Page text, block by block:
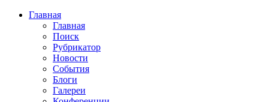
Skip to main content
Главная
Главная
Поиск
Рубрикатор
Новости
События
Блоги
Галереи